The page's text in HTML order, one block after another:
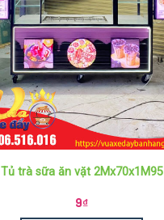
Tủ trà sữa ăn vặt 2Mx70x1M95
9₫